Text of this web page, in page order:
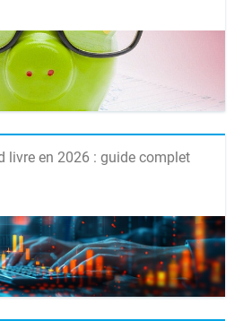
livre en 2026 : guide complet